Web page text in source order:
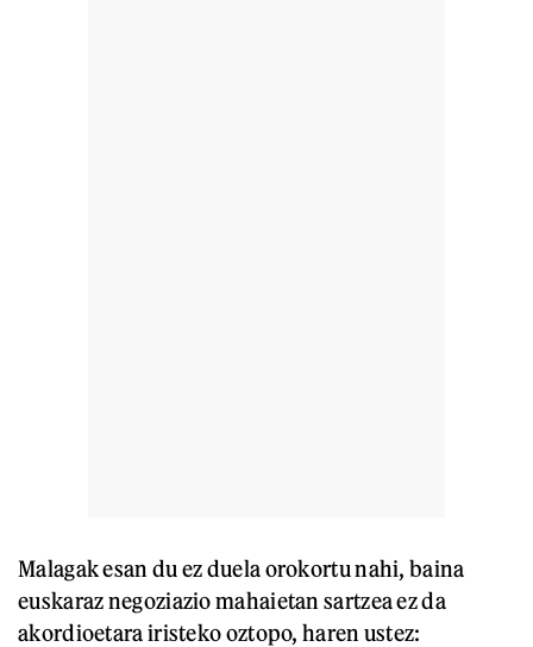
Malagak esan du ez duela orokortu nahi, baina
euskaraz negoziazio mahaietan sartzea ez da
akordioetara iristeko oztopo, haren ustez: